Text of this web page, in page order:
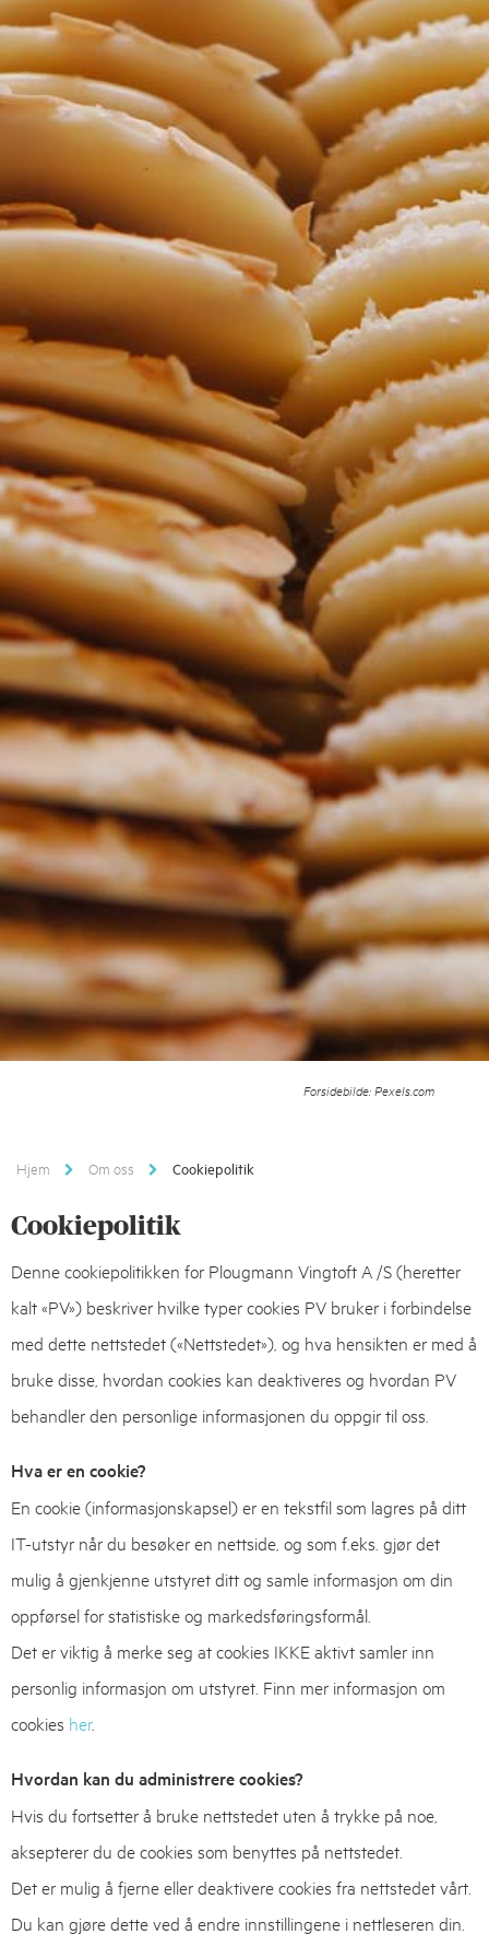
Forsidebilde: Pexels.com
Hjem Om oss Cookiepolitik
Cookiepolitik
Denne cookiepolitikken for Plougmann Vingtoft A /S (heretter
kalt «PV») beskriver hvilke typer cookies PV bruker i forbindelse
med dette nettstedet («Nettstedet»), og hva hensikten er med å
bruke disse, hvordan cookies kan deaktiveres og hvordan PV
behandler den personlige informasjonen du oppgir til oss.
Hva er en cookie?
En cookie (informasjonskapsel) er en tekstfil som lagres på ditt
IT-utstyr når du besøker en nettside, og som f.eks. gjør det
mulig å gjenkjenne utstyret ditt og samle informasjon om din
oppførsel for statistiske og markedsføringsformål.
Det er viktig å merke seg at cookies IKKE aktivt samler inn
personlig informasjon om utstyret. Finn mer informasjon om
cookies her.
Hvordan kan du administrere cookies?
Hvis du fortsetter å bruke nettstedet uten å trykke på noe,
aksepterer du de cookies som benyttes på nettstedet.
Det er mulig å fjerne eller deaktivere cookies fra nettstedet vårt.
Du kan gjøre dette ved å endre innstillingene i nettleseren din.